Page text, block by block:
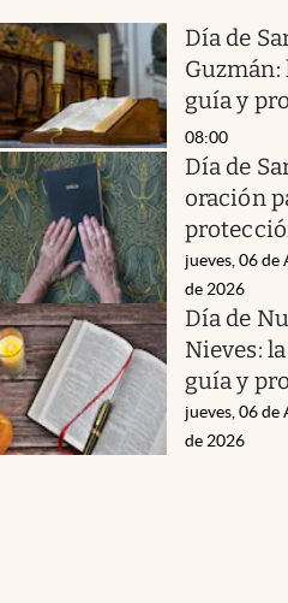
Día de
Guzmán:
guía y
08:00
Día de
oración
jueves, 06 de
de 2026
Día de
Nieves:
guía y
jueves, 06 de
de 2026